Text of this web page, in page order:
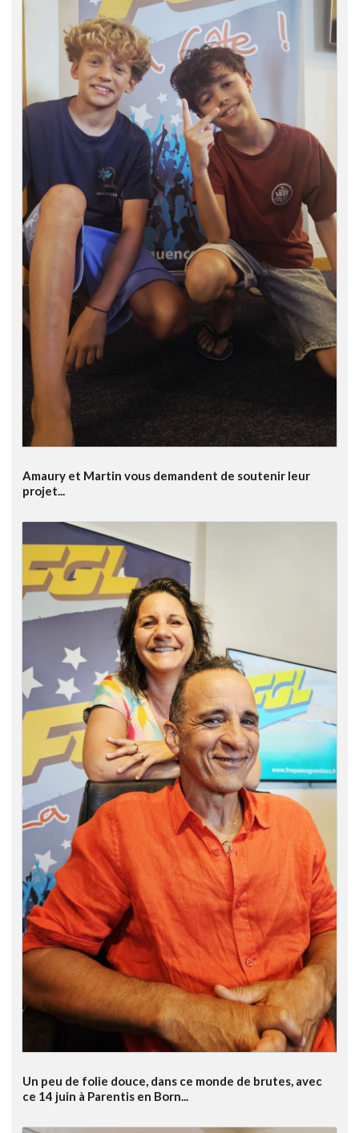
Amaury et Martin vous demandent de soutenir leur
projet...
Un peu de folie douce, dans ce monde de brutes, avec
ce 14 juin à Parentis en Born...